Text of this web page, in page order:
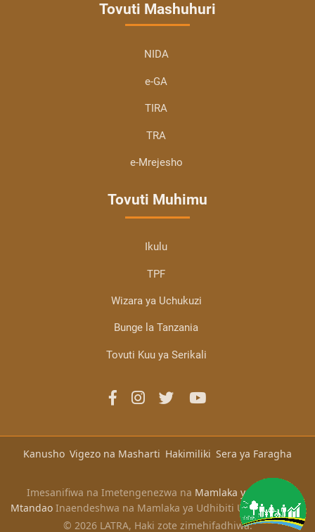
Tovuti Mashuhuri
NIDA
e-GA
TIRA
TRA
e-Mrejesho
Tovuti Muhimu
Ikulu
TPF
Wizara ya Uchukuzi
Bunge la Tanzania
Tovuti Kuu ya Serikali
Kanusho Vigezo na Masharti Hakimiliki Sera ya Faragha
Imesanifiwa na Imetengenezwa na Mamlaka ya Serikali
MtandaoInaendeshwa na Mamlaka ya Udhibiti Usafiri Ardhini
© 2026 LATRA, Haki zote zimehifadhiwa.